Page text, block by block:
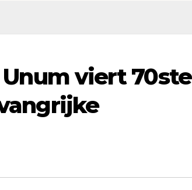
Unum viert 70ste